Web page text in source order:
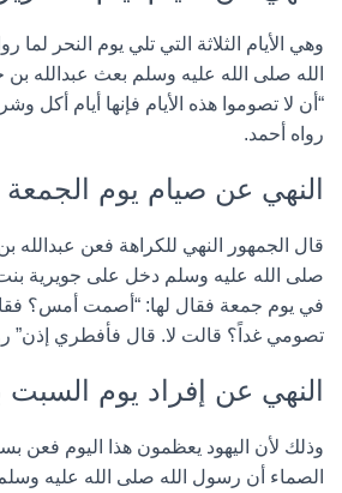
وهي الأيام الثلاثة التي تلي يوم النحر لما
الله صلى الله عليه وسلم بعث عبدالله
“أن لا تصوموا هذه الأيام فإنها أيام أكل
رواه أحمد.
النهي عن صيام يوم الجمعة
قال الجمهور النهي للكراهة فعن عبدالله
صلى الله عليه وسلم دخل على جويرية
في يوم جمعة فقال لها: “أصمت أمس؟
تصومي غداً؟ قالت لا. قال فأفطري إذن”
النهي عن إفراد يوم السبت
وذلك لأن اليهود يعظمون هذا اليوم فعن
الصماء أن رسول الله صلى الله عليه